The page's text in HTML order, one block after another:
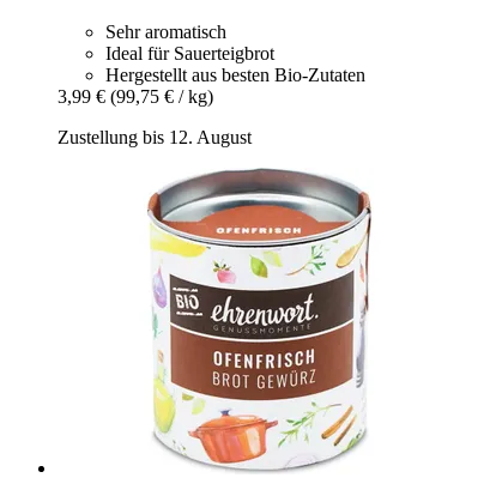
Sehr aromatisch
Ideal für Sauerteigbrot
Hergestellt aus besten Bio-Zutaten
3,99 € (99,75 € / kg)
Zustellung bis 12. August